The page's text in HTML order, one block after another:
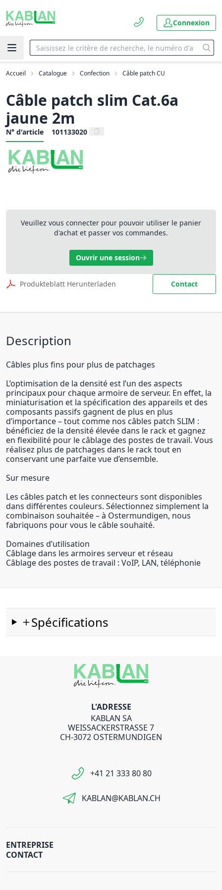
Connexion
Accueil Catalogue Confection Câble patch CU
Câble patch slim Cat.6a
jaune 2m
N° d'article 101133020
Veuillez vous connecter pour pouvoir utiliser le panier
d'achat et passer vos commandes.
Ouvrir une session
Produkteblatt Herunterladen Contact
Description
Câbles plus fins pour plus de patchages
L’optimisation de la densité est l’un des aspects
principaux pour chaque armoire de serveur. En effet, la
miniaturisation et la spécification des appareils et des
composants passifs gagnent de plus en plus
d’importance – tout comme nos câbles patch SLIM :
bénéficiez de la densité élevée dans le rack et gagnez
en flexibilité pour le câblage des postes de travail. Vous
réalisez plus de patchages dans le rack tout en
conservant une parfaite vue d’ensemble.
Sur mesure
Les câbles patch et les connecteurs sont disponibles
dans différentes couleurs. Sélectionnez simplement la
combinaison souhaitée – à Ostermundigen, nous
fabriquons pour vous le câble souhaité.
Domaines d’utilisation
Câblage dans les armoires serveur et réseau
Câblage des postes de travail : VoIP, LAN, téléphonie
Spécifications
L'ADRESSE
KABLAN SA
WEISSACKERSTRASSE 7
CH-3072 OSTERMUNDIGEN
+41 21 333 80 80
KABLAN@KABLAN.CH
ENTREPRISE
CONTACT